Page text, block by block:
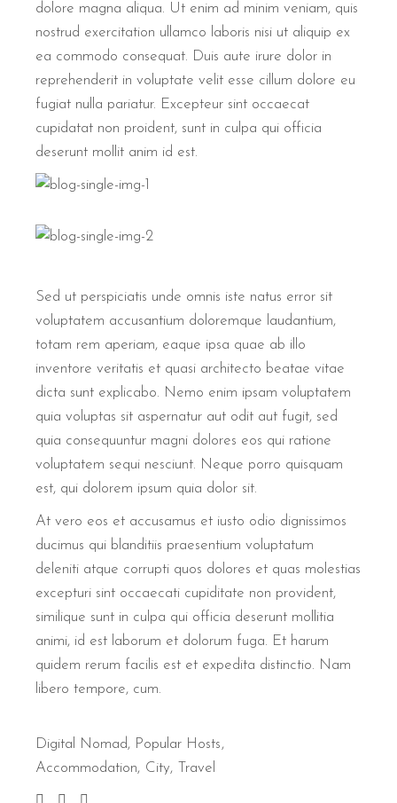
dolore magna aliqua. Ut enim ad minim veniam, quis
nostrud exercitation ullamco laboris nisi ut aliquip ex
ea commodo consequat. Duis aute irure dolor in
reprehenderit in voluptate velit esse cillum dolore eu
fugiat nulla pariatur. Excepteur sint occaecat
cupidatat non proident, sunt in culpa qui officia
deserunt mollit anim id est.
Sed ut perspiciatis unde omnis iste natus error sit
voluptatem accusantium doloremque laudantium,
totam rem aperiam, eaque ipsa quae ab illo
inventore veritatis et quasi architecto beatae vitae
dicta sunt explicabo. Nemo enim ipsam voluptatem
quia voluptas sit aspernatur aut odit aut fugit, sed
quia consequuntur magni dolores eos qui ratione
voluptatem sequi nesciunt. Neque porro quisquam
est, qui dolorem ipsum quia dolor sit.
At vero eos et accusamus et iusto odio dignissimos
ducimus qui blanditiis praesentium voluptatum
deleniti atque corrupti quos dolores et quas molestias
excepturi sint occaecati cupiditate non provident,
similique sunt in culpa qui officia deserunt mollitia
animi, id est laborum et dolorum fuga. Et harum
quidem rerum facilis est et expedita distinctio. Nam
libero tempore, cum.
Digital Nomad, Popular Hosts
Accommodation
City Travel